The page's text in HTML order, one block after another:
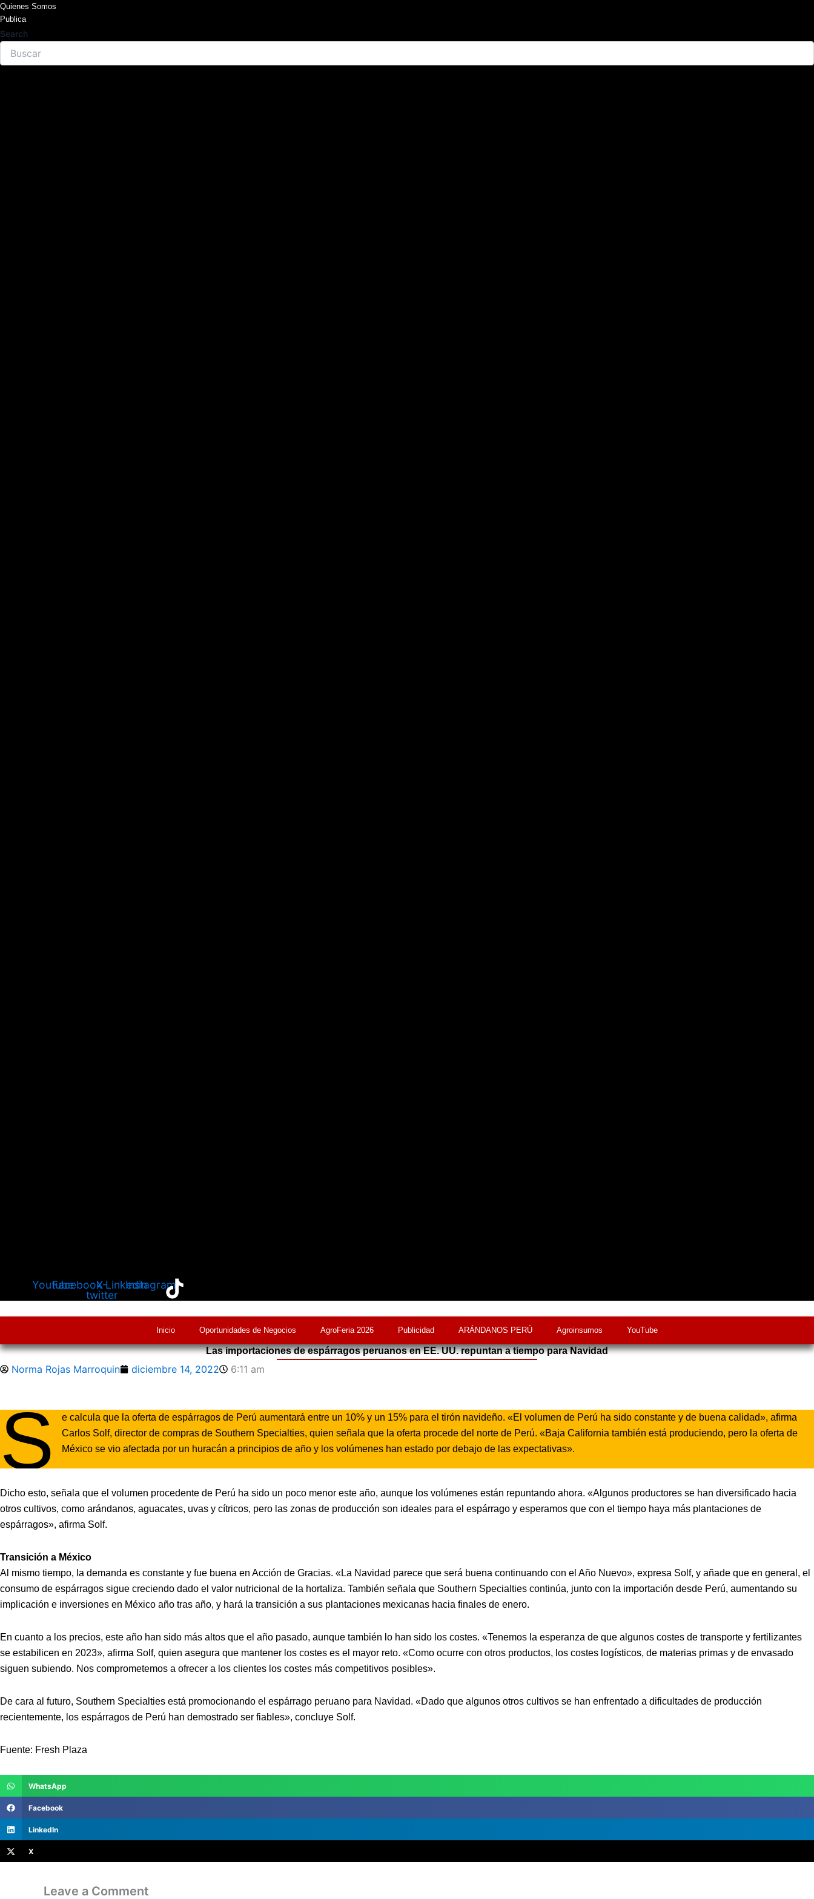
Skip
to
content
Quienes Somos
Publica
Search
YoutubeFacebookX-
twitter
LinkedinInstagram
Inicio Oportunidades de Negocios AgroFeria 2026 Publicidad ARÁNDANOS PERÚ Agroinsumos YouTube
Las importaciones de espárragos peruanos en EE. UU. repuntan a tiempo para Navidad
Norma Rojas Marroquin diciembre 14, 2022 6:11 am
S
e calcula que la oferta de espárragos de Perú aumentará entre un 10% y un 15% para el tirón navideño. «El volumen de Perú ha sido constante y de buena calidad», afirma
Carlos Solf, director de compras de Southern Specialties, quien señala que la oferta procede del norte de Perú. «Baja California también está produciendo, pero la oferta de
México se vio afectada por un huracán a principios de año y los volúmenes han estado por debajo de las expectativas».
Dicho esto, señala que el volumen procedente de Perú ha sido un poco menor este año, aunque los volúmenes están repuntando ahora. «Algunos productores se han diversificado hacia
otros cultivos, como arándanos, aguacates, uvas y cítricos, pero las zonas de producción son ideales para el espárrago y esperamos que con el tiempo haya más plantaciones de
espárragos», afirma Solf.
Transición a México
Al mismo tiempo, la demanda es constante y fue buena en Acción de Gracias. «La Navidad parece que será buena continuando con el Año Nuevo», expresa Solf, y añade que en general, el
consumo de espárragos sigue creciendo dado el valor nutricional de la hortaliza. También señala que Southern Specialties continúa, junto con la importación desde Perú, aumentando su
implicación e inversiones en México año tras año, y hará la transición a sus plantaciones mexicanas hacia finales de enero.
En cuanto a los precios, este año han sido más altos que el año pasado, aunque también lo han sido los costes. «Tenemos la esperanza de que algunos costes de transporte y fertilizantes
se estabilicen en 2023», afirma Solf, quien asegura que mantener los costes es el mayor reto. «Como ocurre con otros productos, los costes logísticos, de materias primas y de envasado
siguen subiendo. Nos comprometemos a ofrecer a los clientes los costes más competitivos posibles».
De cara al futuro, Southern Specialties está promocionando el espárrago peruano para Navidad. «Dado que algunos otros cultivos se han enfrentado a dificultades de producción
recientemente, los espárragos de Perú han demostrado ser fiables», concluye Solf.
Fuente: Fresh Plaza
WhatsApp
Facebook
LinkedIn
X
Leave a Comment